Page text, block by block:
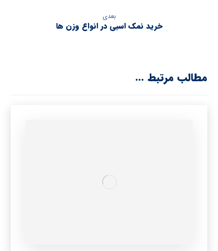
بعدی
خرید نمک اسبی در انواع وزن ها
مطالب مرتبط ...